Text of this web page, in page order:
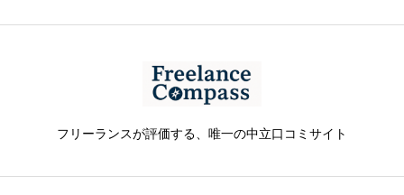
フリーランスが評価する、唯一の中立口コミサイト